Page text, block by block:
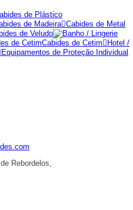
de Plástico
de Madeira Cabides de Metal
de Veludo
Cabides de Cetim
Hotel /
Equipamentos de Proteção Individual
Rebordelos,